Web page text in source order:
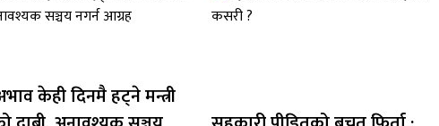
केही दिनमै हट्ने मन्त्री